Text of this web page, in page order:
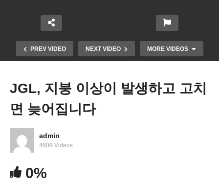
PREV VIDEO NEXT VIDEO MORE VIDEOS
WKTV 궁금따 뉴스 [8월 둘째 주] | “마지막 승부”
JGL, 지붕 이상이 발생하고 고치
면 늦어집니다
admin
4609 Videos
0%